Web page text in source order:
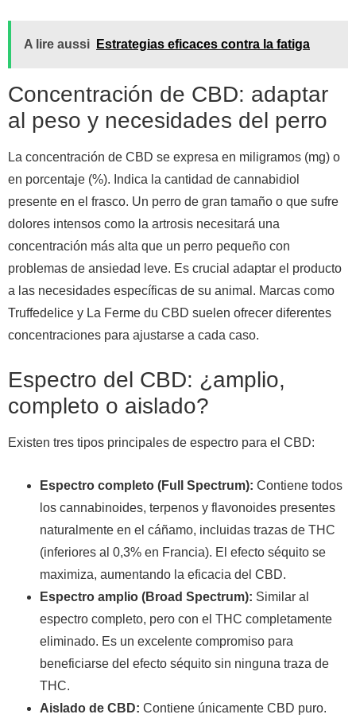
A lire aussi Estrategias eficaces contra la fatiga
Concentración de CBD: adaptar
al peso y necesidades del perro
La concentración de CBD se expresa en miligramos (mg) o
en porcentaje (%). Indica la cantidad de cannabidiol
presente en el frasco. Un perro de gran tamaño o que sufre
dolores intensos como la artrosis necesitará una
concentración más alta que un perro pequeño con
problemas de ansiedad leve. Es crucial adaptar el producto
a las necesidades específicas de su animal. Marcas como
Truffedelice y La Ferme du CBD suelen ofrecer diferentes
concentraciones para ajustarse a cada caso.
Espectro del CBD: ¿amplio,
completo o aislado?
Existen tres tipos principales de espectro para el CBD:
Espectro completo (Full Spectrum): Contiene todos
los cannabinoides, terpenos y flavonoides presentes
naturalmente en el cáñamo, incluidas trazas de THC
(inferiores al 0,3% en Francia). El efecto séquito se
maximiza, aumentando la eficacia del CBD.
Espectro amplio (Broad Spectrum): Similar al
espectro completo, pero con el THC completamente
eliminado. Es un excelente compromiso para
beneficiarse del efecto séquito sin ninguna traza de
THC.
Aislado de CBD: Contiene únicamente CBD puro.